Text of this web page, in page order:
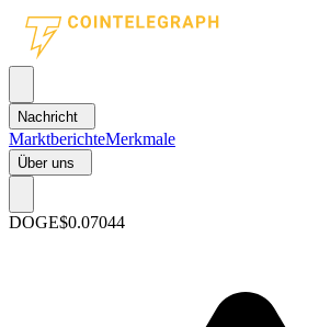
Nachricht
MarktberichteMerkmale
Über uns
DOGE$0.07044